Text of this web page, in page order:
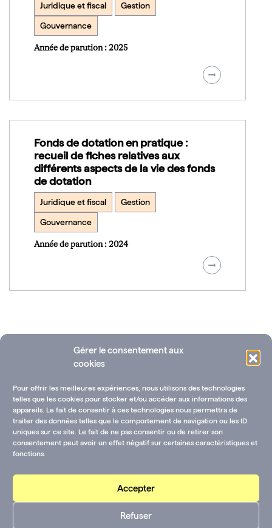
Gérer le consentement aux
cookies
Pour offrir les meilleures expériences, nous utilisons des technologies
telles que les cookies pour stocker et/ou accéder aux informations des
appareils. Le fait de consentir à ces technologies nous permettra de
traiter des données telles que le comportement de navigation ou les ID
uniques sur ce site. Le fait de ne pas consentir ou de retirer son
consentement peut avoir un effet négatif sur certaines caractéristiques et
fonctions.
Accepter
Refuser
Juridique et fiscal Gestion
Gouvernance
Année de parution : 2025
Fonds de dotation en pratique :
recueil de fiches relatives aux
différents aspects de la vie des fonds
de dotation
Juridique et fiscal Gestion
Gouvernance
Année de parution : 2024
Ressources documentairesAnnuaire des fondations
Contactez-nous :
CGU-V et mentions
Suivez-nous sur les
réseaux :